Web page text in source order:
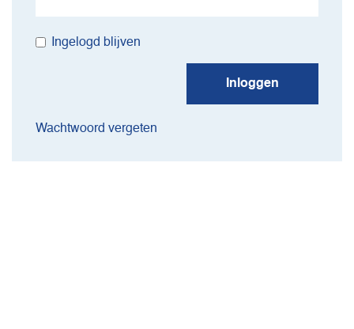
Ingelogd blijven
Inloggen
Wachtwoord vergeten